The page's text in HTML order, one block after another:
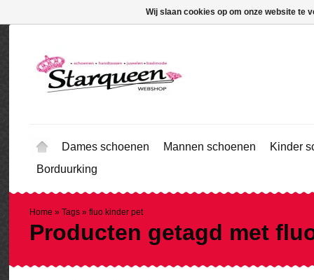
Dames schoenen Mannen schoenen
Kinder
Borduurking
Home » Tags » fluo kinder pet
Producten getagd met
Wij slaan cookies op om onze website te